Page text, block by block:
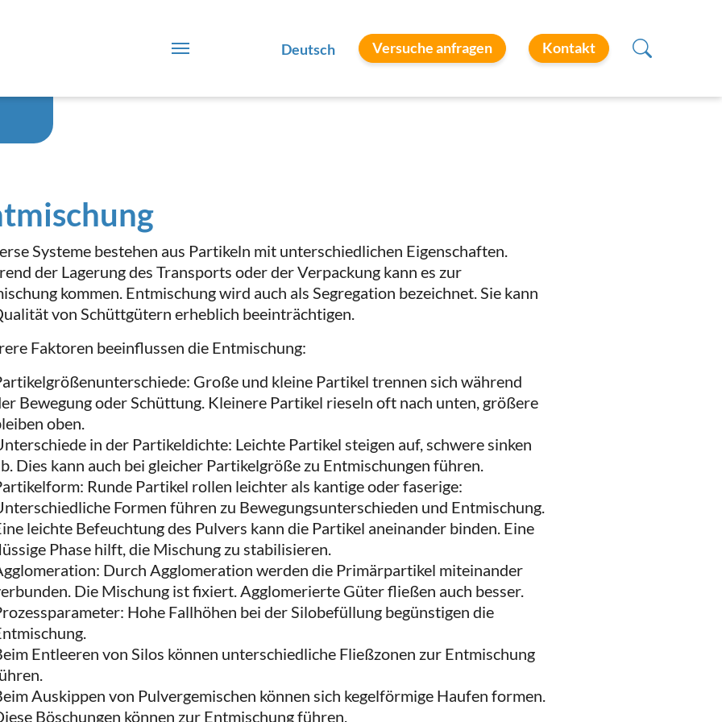
Deutsch Versuche anfragen Kontakt
Systeme bestehen aus Partikeln mit unterschiedlichen Eigenschaften.
der Lagerung des Transports oder der Verpackung kann es zur
kommen. Entmischung wird auch als Segregation bezeichnet. Sie kann
von Schüttgütern erheblich beeinträchtigen.
Faktoren beeinflussen die Entmischung:
Große und kleine Partikel trennen sich während
Bewegung oder Schüttung. Kleinere Partikel rieseln oft nach unten, größere
oben.
in der Partikeldichte: Leichte Partikel steigen auf, schwere sinken
Dies kann auch bei gleicher Partikelgröße zu Entmischungen führen.
Runde Partikel rollen leichter als kantige oder faserige:
Formen führen zu Bewegungsunterschieden und Entmischung.
leichte Befeuchtung des Pulvers kann die Partikel aneinander binden. Eine
Phase hilft, die Mischung zu stabilisieren.
Durch Agglomeration werden die Primärpartikel miteinander
Die Mischung ist fixiert. Agglomerierte Güter fließen auch besser.
Hohe Fallhöhen bei der Silobefüllung begünstigen die
Entleeren von Silos können unterschiedliche Fließzonen zur Entmischung
Auskippen von Pulvergemischen können sich kegelförmige Haufen formen.
Böschungen können zur Entmischung führen.